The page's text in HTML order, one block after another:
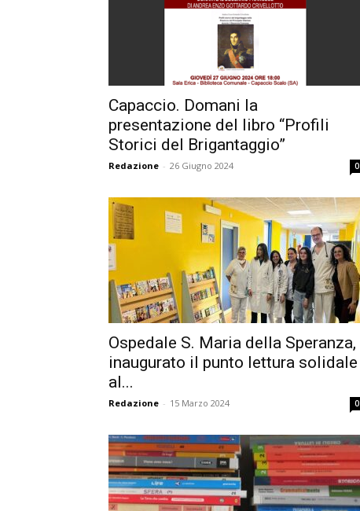
Capaccio. Domani la
presentazione del libro “Profili
Storici del Brigantaggio”
Redazione - 26 Giugno 2024 0
Ospedale S. Maria della Speranza,
inaugurato il punto lettura solidale
al...
Redazione - 15 Marzo 2024 0